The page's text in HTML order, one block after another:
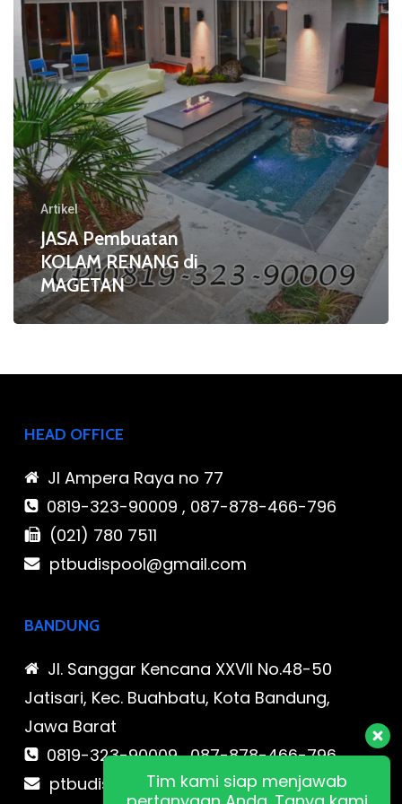
Artikel
JASA Pembuatan
KOLAM RENANG di
MAGETAN
HEAD OFFICE
Jl Ampera Raya no 77
0819-323-90009 , 087-878-466-796
(021) 780 7511
ptbudispool@gmail.com
BANDUNG
Jl. Sanggar Kencana XXVII No.48-50
Jatisari, Kec. Buahbatu, Kota Bandung,
Jawa Barat
0819-323-90009 , 087-878-466-796
ptbudispool@gmail.comTim kami siap menjawab